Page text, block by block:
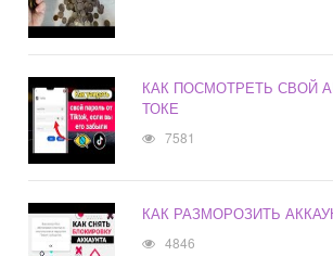
КАК ПОСМОТРЕТЬ СВОЙ
ТОКЕ
7581
КАК РАЗМОРОЗИТЬ
4846